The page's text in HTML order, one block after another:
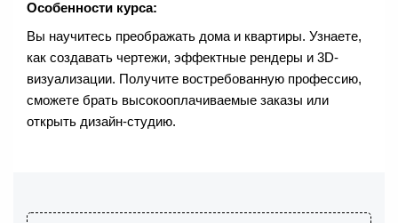
Особенности курса:
Вы научитесь преображать дома и квартиры. Узнаете,
как создавать чертежи, эффектные рендеры и 3D-
визуализации. Получите востребованную профессию,
сможете брать высокооплачиваемые заказы или
открыть дизайн-студию.